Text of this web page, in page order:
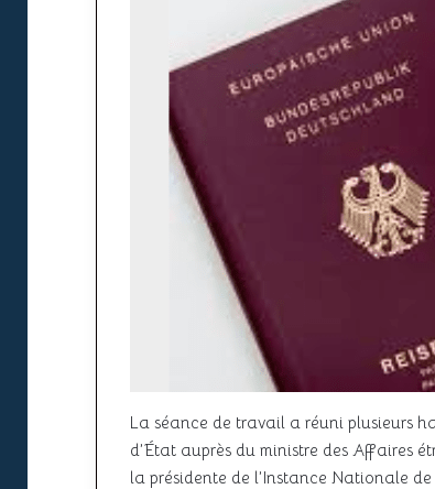
La séance de travail a réuni plusieurs
d’État auprès du ministre des Affaires
la présidente de l’Instance Nationale